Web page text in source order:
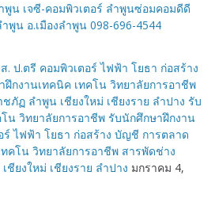
น เจซี-คอมพิวเตอร์ ลำพูนซ่อมคอมดีดี
พูน อ.เมืองลำพูน 098-696-4544
ป.ตรี คอมพิวเตอร์ ไฟฟ้า โยธา ก่อสร้าง
กงานเทคนิค เทคโน วิทยาลัยการอาชีพ
ภัฏ ลำพูน เชียงใหม่ เชียงราย ลำปาง รับ
น วิทยาลัยการอาชีพ รับนักศึกษาฝึกงาน
ร์ ไฟฟ้า โยธา ก่อสร้าง บัญชี การตลาด
คโน วิทยาลัยการอาชีพ สารพัดช่าง
ยงใหม่ เชียงราย ลำปาง มกราคม 4,